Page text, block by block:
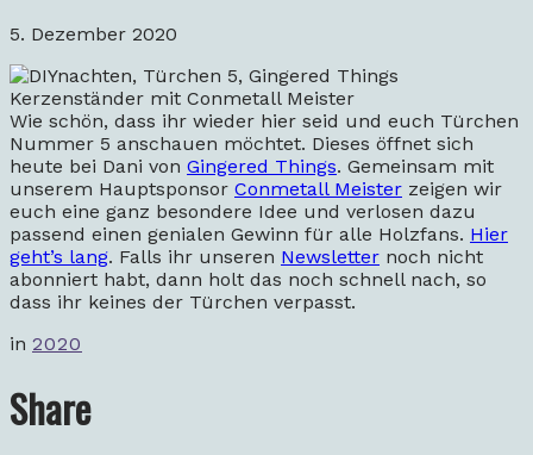
5. Dezember 2020
Wie schön, dass ihr wieder hier seid und euch Türchen
Nummer 5 anschauen möchtet. Dieses öffnet sich
heute bei Dani von Gingered Things. Gemeinsam mit
unserem Hauptsponsor Conmetall Meister zeigen wir
euch eine ganz besondere Idee und verlosen dazu
passend einen genialen Gewinn für alle Holzfans. Hier
geht’s lang. Falls ihr unseren Newsletter noch nicht
abonniert habt, dann holt das noch schnell nach, so
dass ihr keines der Türchen verpasst.
in 2020
Share